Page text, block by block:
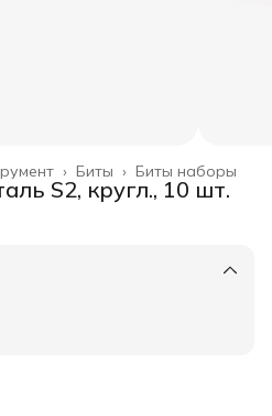
Биты наборы
Биты ›
›
S2, кругл., 10 шт.